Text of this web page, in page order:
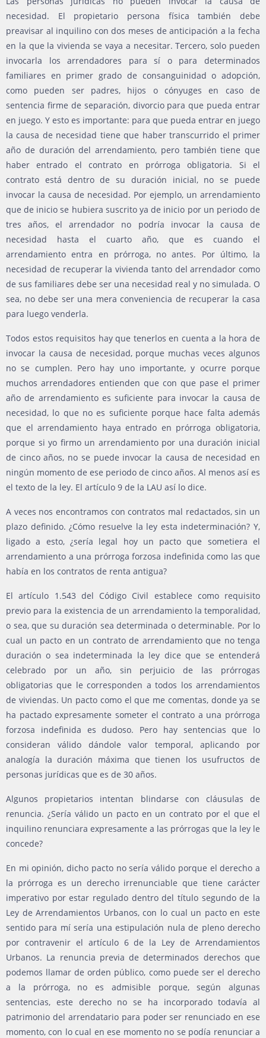
necesidad. El propietario persona física también debe
preavisar al inquilino con dos meses de anticipación a la fecha
en la que la vivienda se vaya a necesitar. Tercero, solo pueden
invocarla los arrendadores para sí o para determinados
familiares en primer grado de consanguinidad o adopción,
como pueden ser padres, hijos o cónyuges en caso de
sentencia firme de separación, divorcio para que pueda entrar
en juego. Y esto es importante: para que pueda entrar en juego
la causa de necesidad tiene que haber transcurrido el primer
año de duración del arrendamiento, pero también tiene que
haber entrado el contrato en prórroga obligatoria. Si el
contrato está dentro de su duración inicial, no se puede
invocar la causa de necesidad. Por ejemplo, un arrendamiento
que de inicio se hubiera suscrito ya de inicio por un periodo de
tres años, el arrendador no podría invocar la causa de
necesidad hasta el cuarto año, que es cuando el
arrendamiento entra en prórroga, no antes. Por último, la
necesidad de recuperar la vivienda tanto del arrendador como
de sus familiares debe ser una necesidad real y no simulada. O
sea, no debe ser una mera conveniencia de recuperar la casa
para luego venderla.
Todos estos requisitos hay que tenerlos en cuenta a la hora de
invocar la causa de necesidad, porque muchas veces algunos
no se cumplen. Pero hay uno importante, y ocurre porque
muchos arrendadores entienden que con que pase el primer
año de arrendamiento es suficiente para invocar la causa de
necesidad, lo que no es suficiente porque hace falta además
que el arrendamiento haya entrado en prórroga obligatoria,
porque si yo firmo un arrendamiento por una duración inicial
de cinco años, no se puede invocar la causa de necesidad en
ningún momento de ese periodo de cinco años. Al menos así es
el texto de la ley. El artículo 9 de la LAU así lo dice.
A veces nos encontramos con contratos mal redactados, sin un
plazo definido. ¿Cómo resuelve la ley esta indeterminación? Y,
ligado a esto, ¿sería legal hoy un pacto que sometiera el
arrendamiento a una prórroga forzosa indefinida como las que
había en los contratos de renta antigua?
El artículo 1.543 del Código Civil establece como requisito
previo para la existencia de un arrendamiento la temporalidad,
o sea, que su duración sea determinada o determinable. Por lo
cual un pacto en un contrato de arrendamiento que no tenga
duración o sea indeterminada la ley dice que se entenderá
celebrado por un año, sin perjuicio de las prórrogas
obligatorias que le corresponden a todos los arrendamientos
de viviendas. Un pacto como el que me comentas, donde ya se
ha pactado expresamente someter el contrato a una prórroga
forzosa indefinida es dudoso. Pero hay sentencias que lo
consideran válido dándole valor temporal, aplicando por
analogía la duración máxima que tienen los usufructos de
personas jurídicas que es de 30 años.
Algunos propietarios intentan blindarse con cláusulas de
renuncia. ¿Sería válido un pacto en un contrato por el que el
inquilino renunciara expresamente a las prórrogas que la ley le
concede?
En mi opinión, dicho pacto no sería válido porque el derecho a
la prórroga es un derecho irrenunciable que tiene carácter
imperativo por estar regulado dentro del título segundo de la
Ley de Arrendamientos Urbanos, con lo cual un pacto en este
sentido para mí sería una estipulación nula de pleno derecho
por contravenir el artículo 6 de la Ley de Arrendamientos
Urbanos. La renuncia previa de determinados derechos que
podemos llamar de orden público, como puede ser el derecho
a la prórroga, no es admisible porque, según algunas
sentencias, este derecho no se ha incorporado todavía al
patrimonio del arrendatario para poder ser renunciado en ese
momento, con lo cual en ese momento no se podía renunciar a